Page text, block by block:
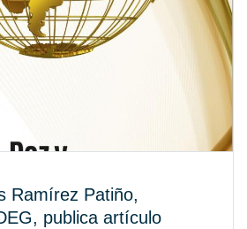
Ramírez Patiño,
publica artículo